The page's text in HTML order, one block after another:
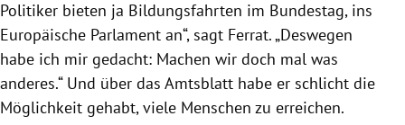
Politiker bieten ja Bildungsfahrten im Bundestag, ins
Europäische Parlament an“, sagt Ferrat. „Deswegen
habe ich mir gedacht: Machen wir doch mal was
anderes.“ Und über das Amtsblatt habe er schlicht die
Möglichkeit gehabt, viele Menschen zu erreichen.